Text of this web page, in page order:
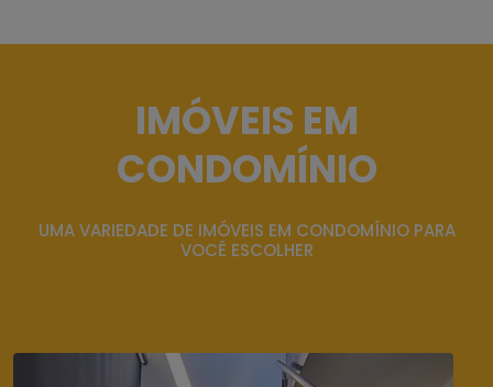
IMÓVEIS EM
CONDOMÍNIO
UMA VARIEDADE DE IMÓVEIS EM CONDOMÍNIO PARA
VOCÊ ESCOLHER